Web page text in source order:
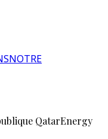
NOTRE
QatarEnergy